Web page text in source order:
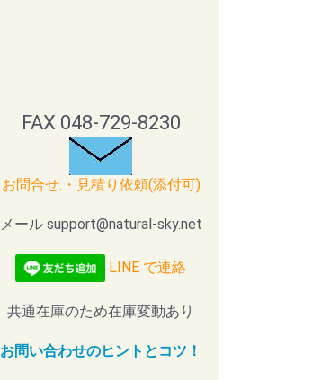
FAX 048-729-8230
お問合せ.・見積り依頼(添付可)
メール support@natural-sky.net
LINE で連絡
共通在庫のため在庫変動あり
お問い合わせのヒントとコツ！